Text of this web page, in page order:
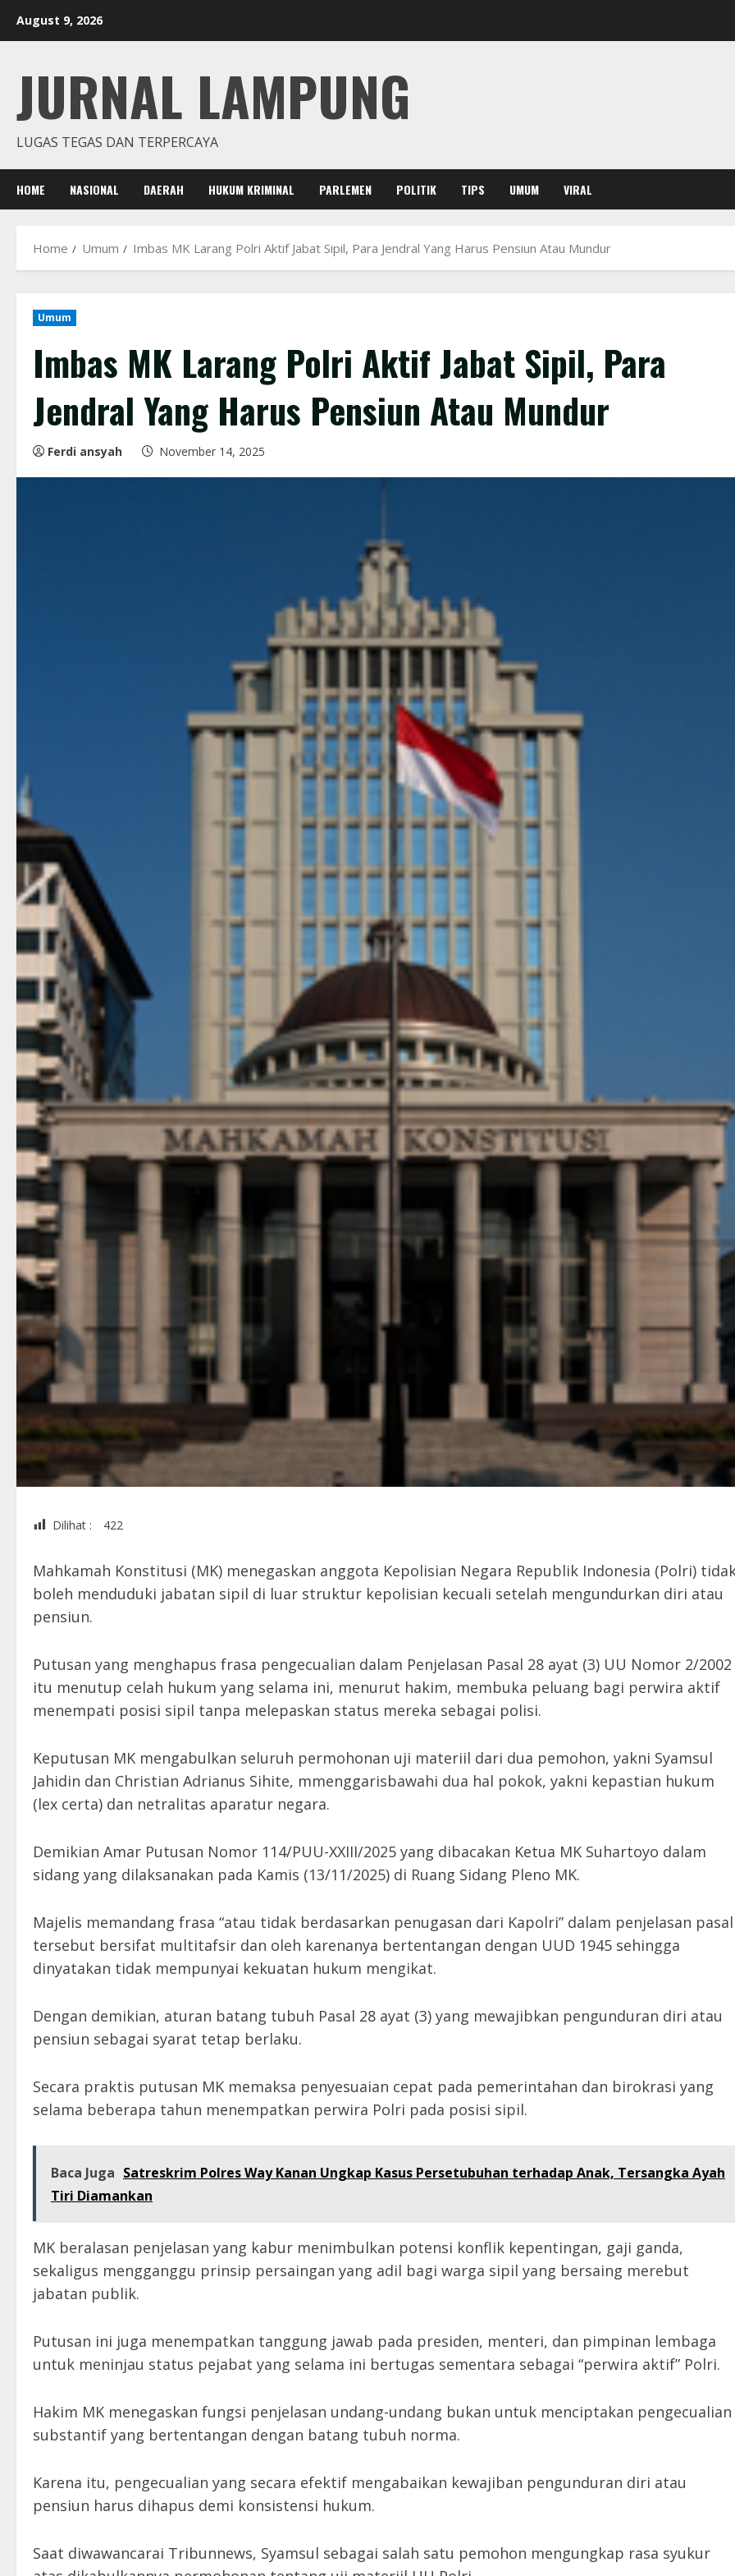
August 9, 2026
JURNAL LAMPUNG
LUGAS TEGAS DAN TERPERCAYA
HOME NASIONAL DAERAH HUKUM KRIMINAL PARLEMEN POLITIK TIPS UMUM VIRAL
Home Umum Imbas MK Larang Polri Aktif Jabat Sipil, Para Jendral Yang Harus Pensiun Atau Mundur
Umum
Imbas MK Larang Polri Aktif Jabat Sipil, Para
Jendral Yang Harus Pensiun Atau Mundur
Ferdi ansyah November 14, 2025
Dilihat : 422
Mahkamah Konstitusi (MK) menegaskan anggota Kepolisian Negara Republik Indonesia (Polri)
boleh menduduki jabatan sipil di luar struktur kepolisian kecuali setelah mengundurkan diri atau
pensiun.
Putusan yang menghapus frasa pengecualian dalam Penjelasan Pasal 28 ayat (3) UU Nomor 2/2002
itu menutup celah hukum yang selama ini, menurut hakim, membuka peluang bagi perwira aktif
menempati posisi sipil tanpa melepaskan status mereka sebagai polisi.
Keputusan MK mengabulkan seluruh permohonan uji materiil dari dua pemohon, yakni Syamsul
Jahidin dan Christian Adrianus Sihite, mmenggarisbawahi dua hal pokok, yakni kepastian hukum
(lex certa) dan netralitas aparatur negara.
Demikian Amar Putusan Nomor 114/PUU-XXIII/2025 yang dibacakan Ketua MK Suhartoyo dalam
sidang yang dilaksanakan pada Kamis (13/11/2025) di Ruang Sidang Pleno MK.
Majelis memandang frasa “atau tidak berdasarkan penugasan dari Kapolri” dalam penjelasan pasal
tersebut bersifat multitafsir dan oleh karenanya bertentangan dengan UUD 1945 sehingga
dinyatakan tidak mempunyai kekuatan hukum mengikat.
Dengan demikian, aturan batang tubuh Pasal 28 ayat (3) yang mewajibkan pengunduran diri atau
pensiun sebagai syarat tetap berlaku.
Secara praktis putusan MK memaksa penyesuaian cepat pada pemerintahan dan birokrasi yang
selama beberapa tahun menempatkan perwira Polri pada posisi sipil.
Baca Juga Satreskrim Polres Way Kanan Ungkap Kasus Persetubuhan terhadap Anak, Tersangka Ayah
Tiri Diamankan
MK beralasan penjelasan yang kabur menimbulkan potensi konflik kepentingan, gaji ganda,
sekaligus mengganggu prinsip persaingan yang adil bagi warga sipil yang bersaing merebut
jabatan publik.
Putusan ini juga menempatkan tanggung jawab pada presiden, menteri, dan pimpinan lembaga
untuk meninjau status pejabat yang selama ini bertugas sementara sebagai “perwira aktif” Polri.
Hakim MK menegaskan fungsi penjelasan undang-undang bukan untuk menciptakan pengecualian
substantif yang bertentangan dengan batang tubuh norma.
Karena itu, pengecualian yang secara efektif mengabaikan kewajiban pengunduran diri atau
pensiun harus dihapus demi konsistensi hukum.
Saat diwawancarai Tribunnews, Syamsul sebagai salah satu pemohon mengungkap rasa syukur